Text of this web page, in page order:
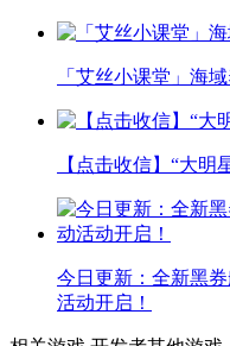
「艾丝小课堂」海
【点击收信】“大明
今日更新：全新黑
活动开启！